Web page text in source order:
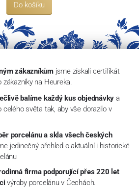
Do košíku
zákazníkům jsme získali certifikát
zákazníky na Heureka.
balíme každý kus objednávky a
celého světa tak, aby vše dorazilo v
porcelánu a skla všech českých
jedinečný přehled o aktuální i historické
firma podporující přes 220 let
výroby porcelánu v Čechách.